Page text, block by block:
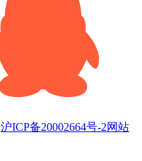
沪ICP备20002664号-2网站